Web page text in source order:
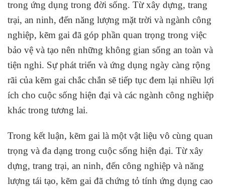
trong ứng dụng trong đời sống. Từ xây dựng, trang
trại, an ninh, đến năng lượng mặt trời và ngành công
nghiệp, kẽm gai đã góp phần quan trọng trong việc
bảo vệ và tạo nên những không gian sống an toàn và
tiện nghi. Sự phát triển và ứng dụng ngày càng rộng
rãi của kẽm gai chắc chắn sẽ tiếp tục đem lại nhiều lợi
ích cho cuộc sống hiện đại và các ngành công nghiệp
khác trong tương lai.
Trong kết luận, kẽm gai là một vật liệu vô cùng quan
trọng và đa dạng trong cuộc sống hiện đại. Từ xây
dựng, trang trại, an ninh, đến công nghiệp và năng
lượng tái tạo, kẽm gai đã chứng tỏ tính ứng dụng cao